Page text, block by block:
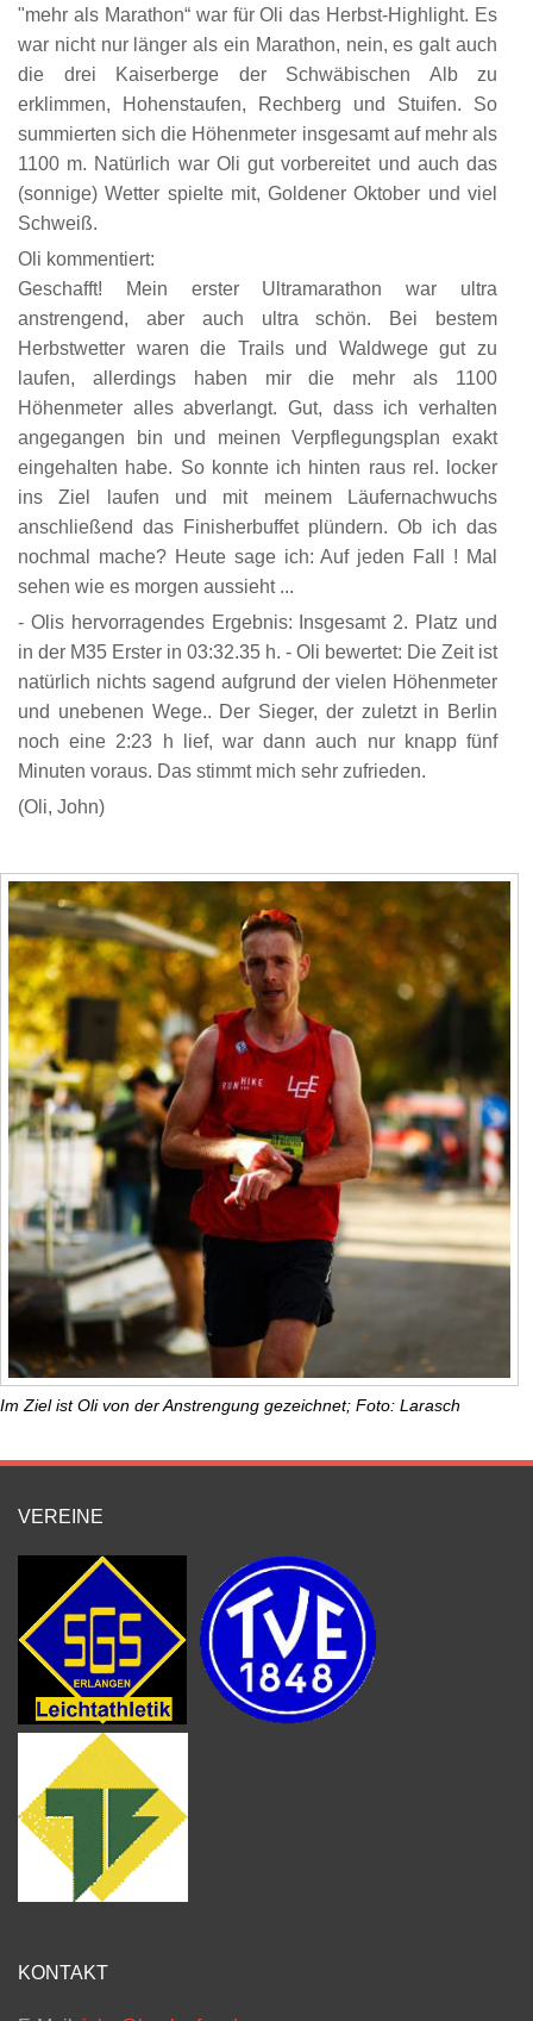
"mehr als Marathon“ war für Oli das Herbst-Highlight. Es
war nicht nur länger als ein Marathon, nein, es galt auch
die drei Kaiserberge der Schwäbischen Alb zu
erklimmen, Hohenstaufen, Rechberg und Stuifen. So
summierten sich die Höhenmeter insgesamt auf mehr als
1100 m. Natürlich war Oli gut vorbereitet und auch das
(sonnige) Wetter spielte mit, Goldener Oktober und viel
Schweiß.
Oli kommentiert:
Geschafft! Mein erster Ultramarathon war ultra
anstrengend, aber auch ultra schön. Bei bestem
Herbstwetter waren die Trails und Waldwege gut zu
laufen, allerdings haben mir die mehr als 1100
Höhenmeter alles abverlangt. Gut, dass ich verhalten
angegangen bin und meinen Verpflegungsplan exakt
eingehalten habe. So konnte ich hinten raus rel. locker
ins Ziel laufen und mit meinem Läufernachwuchs
anschließend das Finisherbuffet plündern. Ob ich das
nochmal mache? Heute sage ich: Auf jeden Fall ! Mal
sehen wie es morgen aussieht ...
- Olis hervorragendes Ergebnis: Insgesamt 2. Platz und
in der M35 Erster in 03:32.35 h. - Oli bewertet: Die Zeit ist
natürlich nichts sagend aufgrund der vielen Höhenmeter
und unebenen Wege.. Der Sieger, der zuletzt in Berlin
noch eine 2:23 h lief, war dann auch nur knapp fünf
Minuten voraus. Das stimmt mich sehr zufrieden.
(Oli, John)
Im Ziel ist Oli von der Anstrengung gezeichnet; Foto: Larasch
VEREINE
KONTAKT